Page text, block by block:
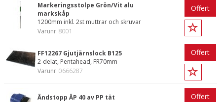
Markeringsstolpe Grön/Vit alu
markskåp
1200mm inkl. 2st muttrar och skruvar
Varunr 8001
Offert
FF12267 Gjutjärnslock B125
2-delat, Pentahead, FR70mm
Varunr 0666287
Offert
Ändstopp ÄP 40 av PP tät
Offert